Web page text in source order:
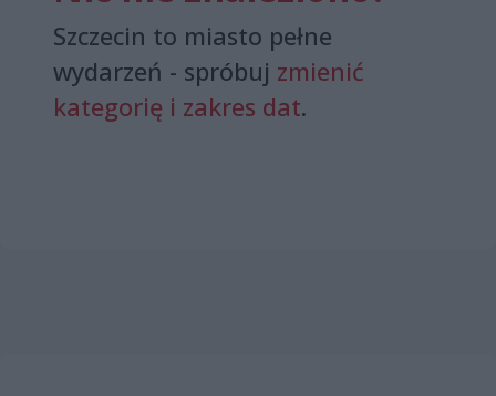
Szczecin to miasto pełne
wydarzeń - spróbuj zmienić
kategorię i zakres dat.